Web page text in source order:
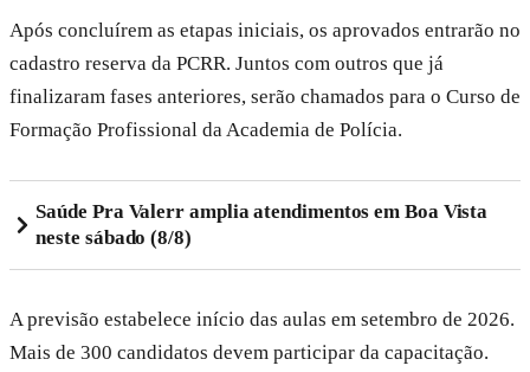
Após concluírem as etapas iniciais, os aprovados entrarão no
cadastro reserva da PCRR. Juntos com outros que já
finalizaram fases anteriores, serão chamados para o Curso de
Formação Profissional da Academia de Polícia.
Saúde Pra Valerr amplia atendimentos em Boa Vista
neste sábado (8/8)
A previsão estabelece início das aulas em setembro de 2026.
Mais de 300 candidatos devem participar da capacitação.